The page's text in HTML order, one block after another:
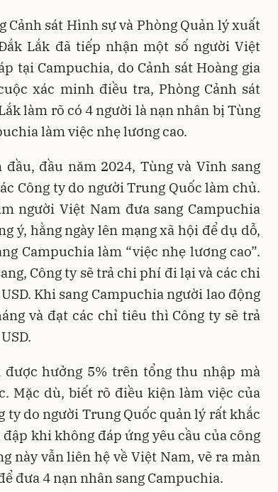
Cảnh sát Hình sự và Phòng Quản lý xuất
Lắk đã tiếp nhận một số người Việt
tại Campuchia, do Cảnh sát Hoàng gia
xác minh điều tra, Phòng Cảnh sát
làm rõ có 4 người là nạn nhân bị Tùng
làm việc nhẹ lương cao.
đầu năm 2024, Tùng và Vĩnh sang
Công ty do người Trung Quốc làm chủ.
người Việt Nam đưa sang Campuchia
ý, hằng ngày lên mạng xã hội để dụ dỗ,
Campuchia làm “việc nhẹ lương cao”.
Công ty sẽ trả chi phí đi lại và các chi
Khi sang Campuchia người lao động
và đạt các chỉ tiêu thì Công ty sẽ trả
hưởng 5% trên tổng thu nhập mà
Mặc dù, biết rõ điều kiện làm việc của
ty do người Trung Quốc quản lý rất khắc
khi không đáp ứng yêu cầu của công
này vẫn liên hệ về Việt Nam, vẽ ra màn
đưa 4 nạn nhân sang Campuchia.